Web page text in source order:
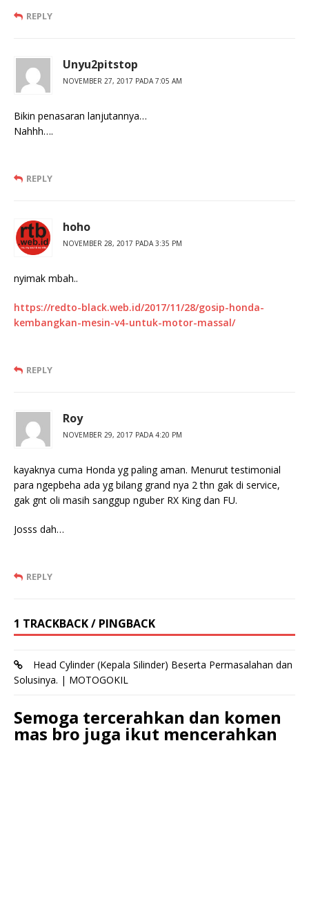
REPLY
Unyu2pitstop
NOVEMBER 27, 2017 PADA 7:05 AM
Bikin penasaran lanjutannya…
Nahhh….
REPLY
hoho
NOVEMBER 28, 2017 PADA 3:35 PM
nyimak mbah..
https://redto-black.web.id/2017/11/28/gosip-honda-
kembangkan-mesin-v4-untuk-motor-massal/
REPLY
Roy
NOVEMBER 29, 2017 PADA 4:20 PM
kayaknya cuma Honda yg paling aman. Menurut testimonial
para ngepbeha ada yg bilang grand nya 2 thn gak di service,
gak gnt oli masih sanggup nguber RX King dan FU.
Josss dah…
REPLY
1 TRACKBACK / PINGBACK
Head Cylinder (Kepala Silinder) Beserta Permasalahan dan
Solusinya. | MOTOGOKIL
Semoga tercerahkan dan komen
mas bro juga ikut mencerahkan